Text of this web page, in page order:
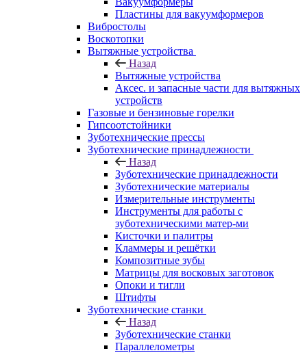
Пластины для вакуумформеров
Вибростолы
Воскотопки
Вытяжные устройства
Назад
Вытяжные устройства
Аксес. и запасные части для вытяжных
устройств
Газовые и бензиновые горелки
Гипсоотстойники
Зуботехнические прессы
Зуботехнические принадлежности
Назад
Зуботехнические принадлежности
Зуботехнические материалы
Измерительные инструменты
Инструменты для работы с
зуботехническими матер-ми
Кисточки и палитры
Кламмеры и решётки
Композитные зубы
Матрицы для восковых заготовок
Опоки и тигли
Штифты
Зуботехнические станки
Назад
Зуботехнические станки
Параллелометры